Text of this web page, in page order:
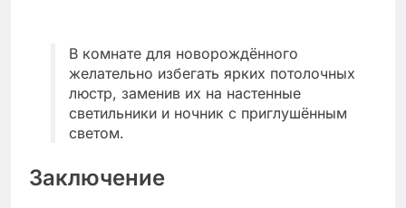
В комнате для новорождённого
желательно избегать ярких потолочных
люстр, заменив их на настенные
светильники и ночник с приглушённым
светом.
Заключение